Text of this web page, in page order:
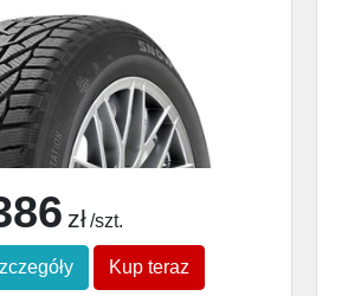
zł /szt.
Kup teraz